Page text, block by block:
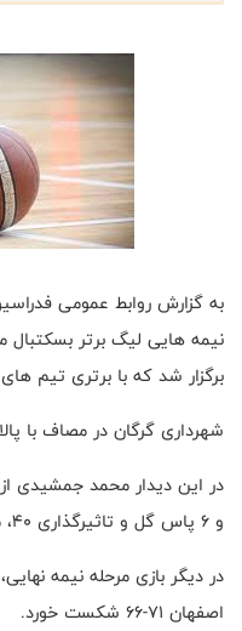
به گزارش روابط عمومی
نیمه هایی لیگ برتر
برگزار شد که با برتری تیم
شهرداری گرگان در مصاف با پالایش نفت
و ۶ پاس گل و تاثیرگذاری ۴۰، موثرترین باریکن میدان بود.
در دیگر بازی مرحله نیمه
اصفهان ۷۱-۶۶ شکست خورد.